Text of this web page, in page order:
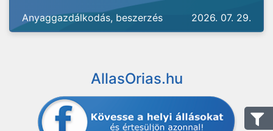
Anyaggazdálkodás, beszerzés 2026. 07. 29.
AllasOrias.hu